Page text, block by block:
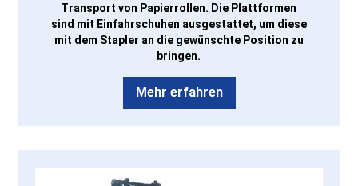
Transport von Papierrollen. Die Plattformen
sind mit Einfahrschuhen ausgestattet, um diese
mit dem Stapler an die gewünschte Position zu
bringen.
Mehr erfahren